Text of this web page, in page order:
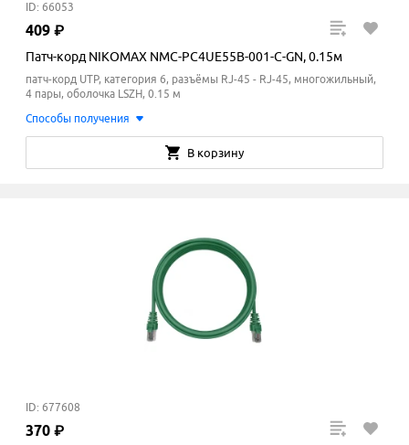
ID: 66053
409 ₽
Патч-корд NIKOMAX NMC-PC4UE55B-001-C-GN, 0.15м
патч-корд UTP, категория 6, разъёмы RJ-45 - RJ-45, многожильный,
4 пары, оболочка LSZH, 0.15 м
Способы получения
В корзину
ID: 677608
370 ₽